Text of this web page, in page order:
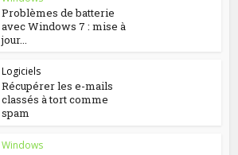
Problèmes de batterie
avec Windows 7 : mise à
jour...
Logiciels
Récupérer les e-mails
classés à tort comme
spam
Windows